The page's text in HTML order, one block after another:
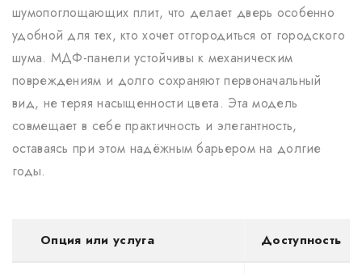
шумопоглощающих плит, что делает дверь особенно
удобной для тех, кто хочет отгородиться от городского
шума. МДФ-панели устойчивы к механическим
повреждениям и долго сохраняют первоначальный
вид, не теряя насыщенности цвета. Эта модель
совмещает в себе практичность и элегантность,
оставаясь при этом надёжным барьером на долгие
годы.
Опция или услуга Доступность